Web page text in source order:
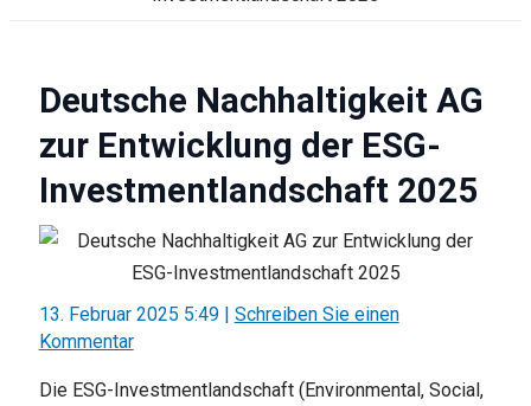
Deutsche Nachhaltigkeit AG
zur Entwicklung der ESG-
Investmentlandschaft 2025
13. Februar 2025 5:49
Schreiben Sie einen
Kommentar
Die ESG-Investmentlandschaft (Environmental, Social,